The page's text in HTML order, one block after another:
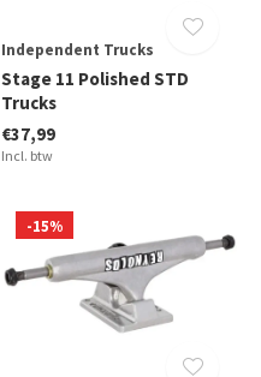
Independent Trucks
Stage 11 Polished STD
Trucks
€37,99
Incl. btw
-15%